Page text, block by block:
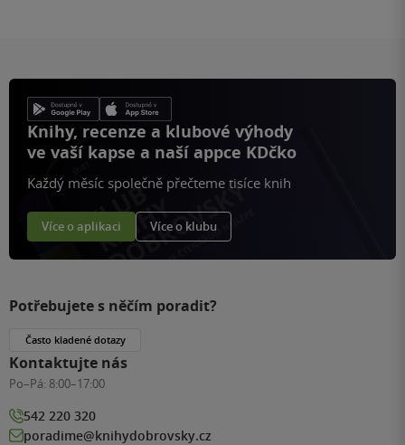
Knihy, recenze a klubové výhody
ve vaší kapse a naší appce KDčko
Každý měsíc společně přečteme tisíce knih
Více o aplikaci Více o klubu
Potřebujete s něčím poradit?
Často kladené dotazy
Kontaktujte nás
Po–Pá: 8:00–17:00
542 220 320
poradime@knihydobrovsky.cz